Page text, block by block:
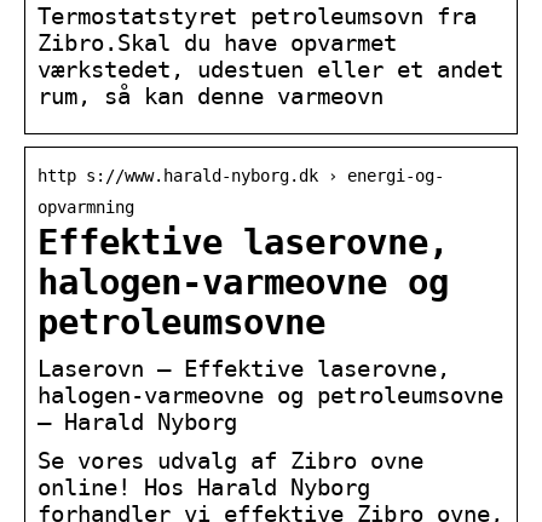
Termostatstyret petroleumsovn fra
Zibro.Skal du have opvarmet
værkstedet, udestuen eller et andet
rum, så kan denne varmeovn
http s://www.harald-nyborg.dk › energi-og-
opvarmning
Effektive laserovne,
halogen-varmeovne og
petroleumsovne
Laserovn – Effektive laserovne,
halogen-varmeovne og petroleumsovne
– Harald Nyborg
Se vores udvalg af Zibro ovne
online! Hos Harald Nyborg
forhandler vi effektive Zibro ovne,